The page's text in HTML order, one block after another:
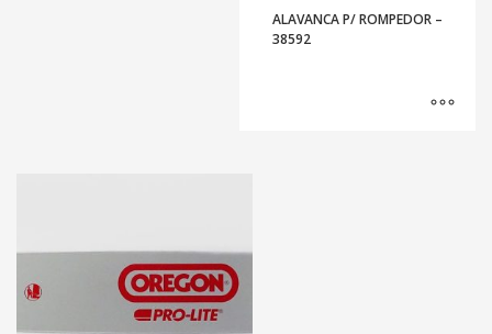
ALAVANCA P/ ROMPEDOR –
38592